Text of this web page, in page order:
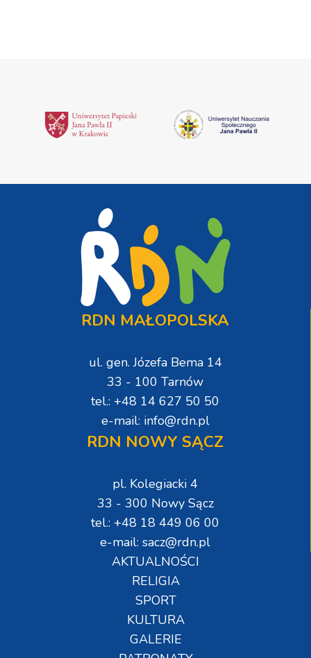
RDN MAŁOPOLSKA
ul. gen. Józefa Bema 14
33 - 100 Tarnów
tel.: +48 14 627 50 50
e-mail: info@rdn.pl
RDN NOWY SĄCZ
pl. Kolegiacki 4
33 - 300 Nowy Sącz
tel.: +48 18 449 06 00
e-mail: sacz@rdn.pl
AKTUALNOŚCI
RELIGIA
SPORT
KULTURA
GALERIE